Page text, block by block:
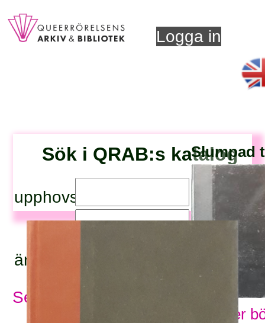
Logga in
Sök i QRAB:s katalog
upphovsperson:
ämnesord:
Se alla ämnesord
Slumpad
Visa fler